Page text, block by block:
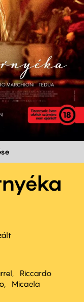
Riccardo
Micaela